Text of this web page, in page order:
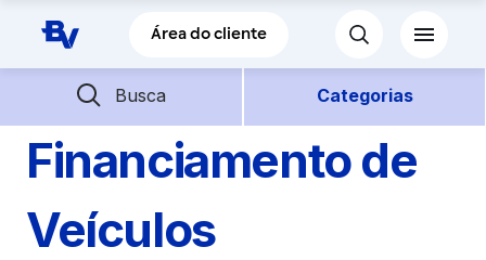
Pular para o Conteúdo principal
Área do cliente
Busca Categorias
Barra de busca
Descubra mais conteúdos
Empréstimos
Financiamentos
Financiamento de
Veículos